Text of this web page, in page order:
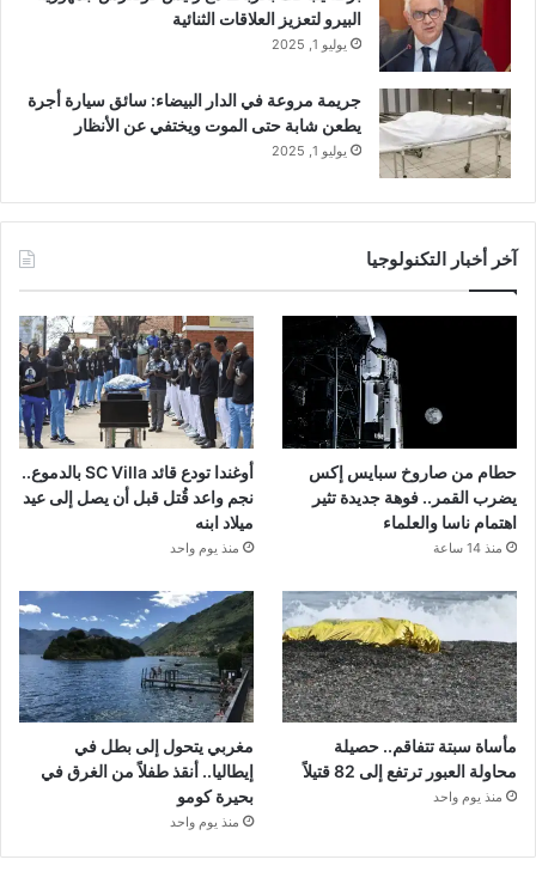
البيرو لتعزيز العلاقات الثنائية
يوليو 1, 2025
جريمة مروعة في الدار البيضاء: سائق سيارة أجرة
يطعن شابة حتى الموت ويختفي عن الأنظار
يوليو 1, 2025
آخر أخبار التكنولوجيا
حطام من صاروخ سبايس إكس
يضرب القمر.. فوهة جديدة تثير
اهتمام ناسا والعلماء
منذ 14 ساعة
أوغندا تودع قائد SC Villa بالدموع..
نجم واعد قُتل قبل أن يصل إلى عيد
ميلاد ابنه
منذ يوم واحد
مأساة سبتة تتفاقم.. حصيلة
محاولة العبور ترتفع إلى 82 قتيلاً
منذ يوم واحد
مغربي يتحول إلى بطل في
إيطاليا.. أنقذ طفلاً من الغرق في
بحيرة كومو
منذ يوم واحد